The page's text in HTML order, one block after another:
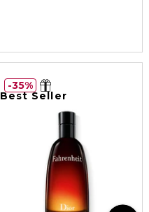
Best Seller
35%